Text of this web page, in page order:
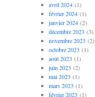
avril 2024(1)
février 2024(1)
janvier 2024(2)
décembre 2023 (3)
novembre 2023 (2)
octobre 2023 (1)
août 2023 (1)
juin 2023 (2)
mai 2023 (1)
mars 2023 (1)
février 2023 (1)